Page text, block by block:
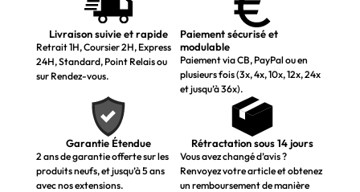
Livraison suivie et rapide
Retrait 1H, Coursier 2H, Express
24H, Standard, Point Relais ou
sur Rendez-vous.
Paiement sécurisé et
modulable
Paiement via CB, PayPal ou en
plusieurs fois (3x, 4x, 10x, 12x, 24x
et jusqu’à 36x).
Garantie Étendue
2 ans de garantie offerte sur les
produits neufs, et jusqu’à 5 ans
avec nos extensions.
Rétractation sous 14 jours
Vous avez changé d’avis ?
Renvoyez votre article et obtenez
un remboursement de manière